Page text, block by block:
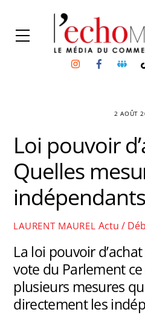
content
Menu
Instagram
2 AOÛT
Loi pouvoir
Quelles
LAURENT MAUREL Actu /
La loi pouvoir
vote du Parlement
plusieurs mesures
directement les